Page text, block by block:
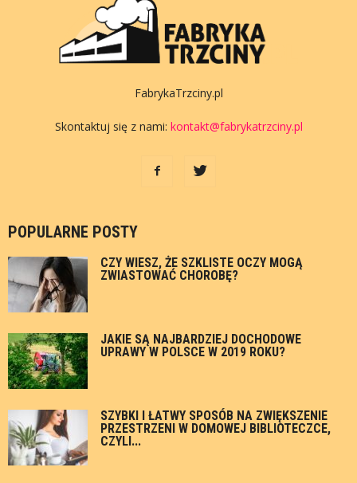
FabrykaTrzciny.pl
Skontaktuj się z nami: kontakt@fabrykatrzciny.pl
POPULARNE POSTY
CZY WIESZ, ŻE SZKLISTE OCZY MOGĄ
ZWIASTOWAĆ CHOROBĘ?
JAKIE SĄ NAJBARDZIEJ DOCHODOWE
UPRAWY W POLSCE W 2019 ROKU?
SZYBKI I ŁATWY SPOSÓB NA ZWIĘKSZENIE
PRZESTRZENI W DOMOWEJ BIBLIOTECZCE,
CZYLI...